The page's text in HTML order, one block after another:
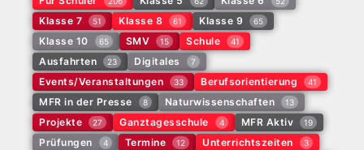
Klasse 7 51 Klasse 8 61 Klasse 9 65
Klasse 10 65 SMV 15 Schule 41
Ausfahrten 23 Digitales 7
Events/Veranstaltungen 33 Berufsorientierung 41
MFR in der Presse 8 Naturwissenschaften 13
Projekte 27 Ganztagesschule 4 MFR Aktiv 19
Prüfungen 4 Termine 12 Unterrichtszeiten 3